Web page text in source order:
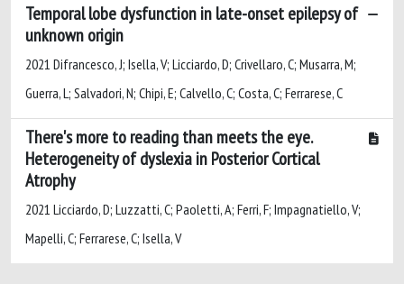
Temporal lobe dysfunction in late-onset epilepsy of
unknown origin
2021 Difrancesco, J; Isella, V; Licciardo, D; Crivellaro, C; Musarra, M;
Guerra, L; Salvadori, N; Chipi, E; Calvello, C; Costa, C; Ferrarese, C
There's more to reading than meets the eye.
Heterogeneity of dyslexia in Posterior Cortical
Atrophy
2021 Licciardo, D; Luzzatti, C; Paoletti, A; Ferri, F; Impagnatiello, V;
Mapelli, C; Ferrarese, C; Isella, V